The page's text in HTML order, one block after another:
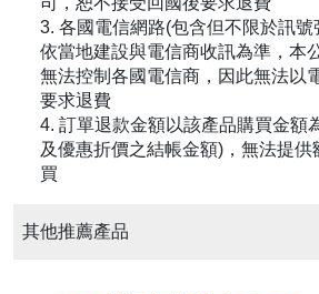
3. 各國電信網路(包含但不限於訊
依當地建設與電信商收訊為準，本
無法控制各國電信商，因此無法以
要求退費
4. 訂單退款金額以該產品購買金額
及優惠折價之結帳金額)，無法提
買
其他推薦產品